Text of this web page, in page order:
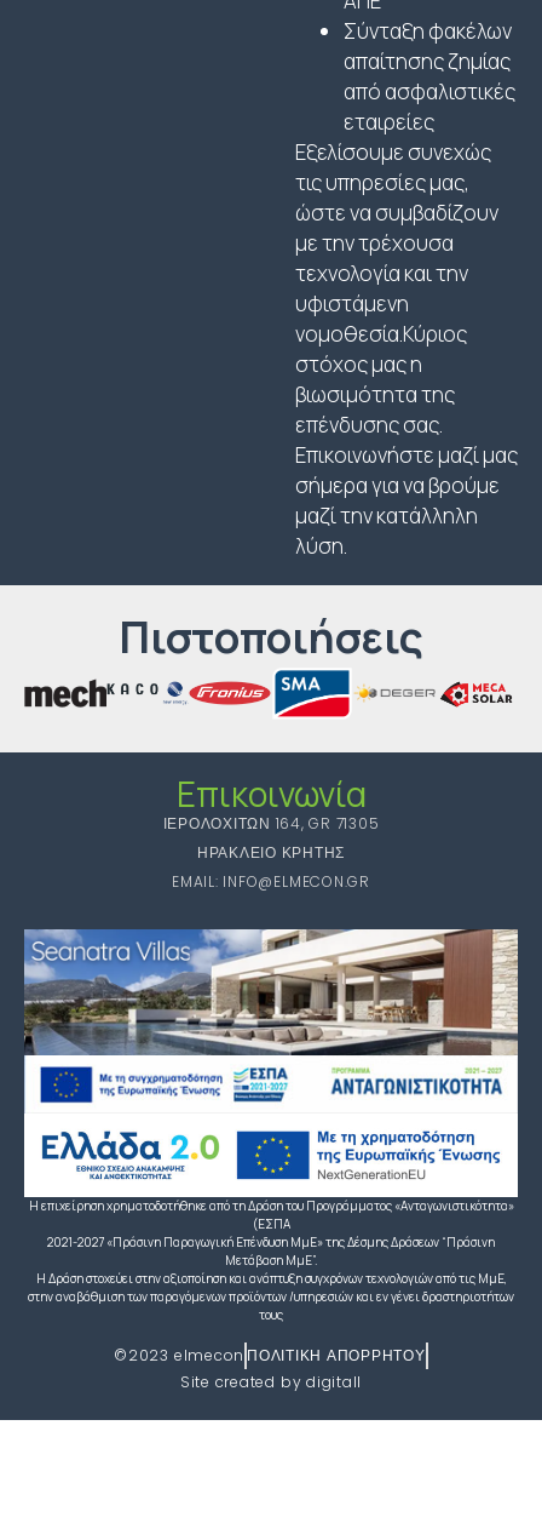
Σύνταξη φακέλων
απαίτησης ζημίας
από ασφαλιστικές
εταιρείες
Εξελίσουμε συνεχώς
τις υπηρεσίες μας,
ώστε να συμβαδίζουν
με την τρέχουσα
τεχνολογία και την
υφιστάμενη
νομοθεσία.Κύριος
στόχος μας η
βιωσιμότητα της
επένδυσης σας.
Επικοινωνήστε μαζί μας
σήμερα για να βρούμε
μαζί την κατάλληλη
λύση.
Πιστοποιήσεις
Επικοινωνία
ΙΕΡΟΛΟΧΙΤΩΝ 164, GR 71305
ΗΡΑΚΛΕΙΟ ΚΡΗΤΗΣ
EMAIL: INFO@ELMECON.GR
Η επιχείρηση χρηματοδοτήθηκε από τη Δράση του Προγράμματος «Ανταγωνιστικότητα»
(ΕΣΠΑ
2021-2027 «Πράσινη Παραγωγική Επένδυση ΜμΕ» της Δέσμης Δράσεων “Πράσινη
Μετάβαση ΜμΕ”.
Η Δράση στοχεύει στην αξιοποίηση και ανάπτυξη συγχρόνων τεχνολογιών από τις ΜμΕ,
στην αναβάθμιση των παραγόμενων προϊόντων /υπηρεσιών και εν γένει δραστηριοτήτων
τους
©2023 elmecon ΠΟΛΙΤΙΚΗ ΑΠΟΡΡΗΤΟΥ
Site created by digitall